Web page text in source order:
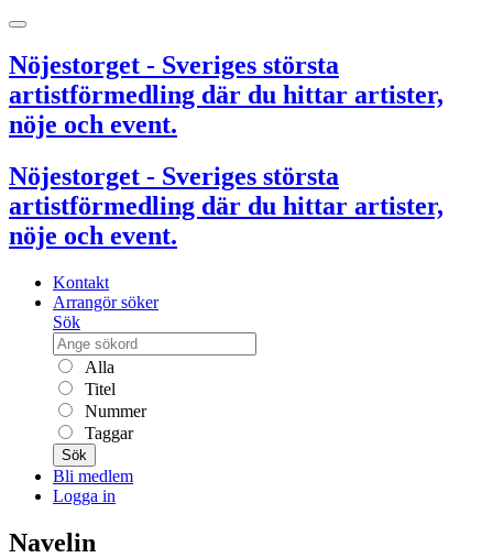
Nöjestorget - Sveriges största
artistförmedling där du hittar artister,
nöje och event.
Nöjestorget - Sveriges största
artistförmedling där du hittar artister,
nöje och event.
Kontakt
Arrangör söker
Sök
Alla
Titel
Nummer
Taggar
Sök
Bli medlem
Logga in
Navelin